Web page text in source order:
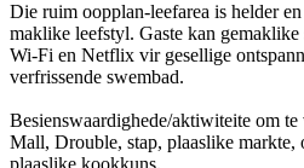
Die ruim oopplan-leefarea is helder
maklike leefstyl. Gaste kan
Wi-Fi en Netflix vir gesellige
verfrissende swembad.
Besienswaardighede/aktiwiteite om
Mall, Drouble, stap, plaaslike markte,